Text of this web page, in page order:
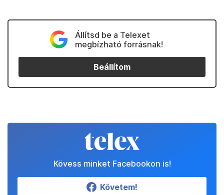
Állítsd be a Telexet
megbízható forrásnak!
Beállítom
Kövess minket Facebookon is!
Követem!